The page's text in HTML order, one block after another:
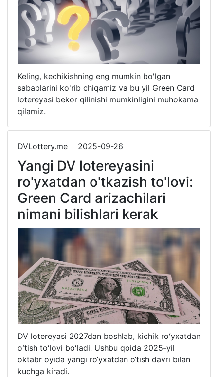
Keling, kechikishning eng mumkin bo'lgan
sabablarini ko'rib chiqamiz va bu yil Green Card
lotereyasi bekor qilinishi mumkinligini muhokama
qilamiz.
DVLottery.me 2025-09-26
Yangi DV lotereyasini
ro'yxatdan o'tkazish to'lovi:
Green Card arizachilari
nimani bilishlari kerak
DV lotereyasi 2027dan boshlab, kichik roʻyxatdan
oʻtish toʻlovi boʻladi. Ushbu qoida 2025-yil
oktabr oyida yangi ro‘yxatdan o‘tish davri bilan
kuchga kiradi.